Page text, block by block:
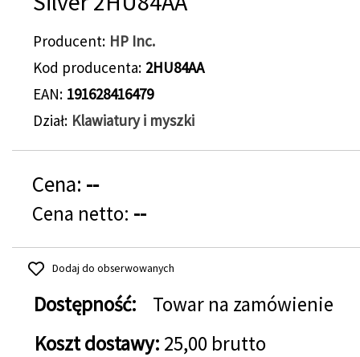
Producent HP Inc.
Kod producenta 2HU84AA
EAN 191628416479
Dział Klawiatury i myszki
Cena: --
Cena netto: --
Dodaj do obserwowanych
Dostępność:
Towar na zamówienie
Koszt dostawy: 25,00 brutto